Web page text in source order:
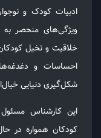
ادبیات کودک و
ویژگی‌های منحصر
خلاقیت و تخیل
احساسات و
شکل‌گیری دنیایی
این کارشناس
کودکان همواره در